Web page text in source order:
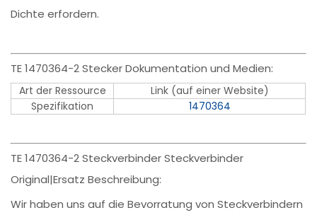
Dichte erfordern.
TE 1470364-2 Stecker Dokumentation und Medien:
Art der Ressource
Link (auf einer Website)
Spezifikation
1470364
TE 1470364-2 Steckverbinder Steckverbinder
Original|Ersatz Beschreibung:
Wir haben uns auf die Bevorratung von Steckverbindern